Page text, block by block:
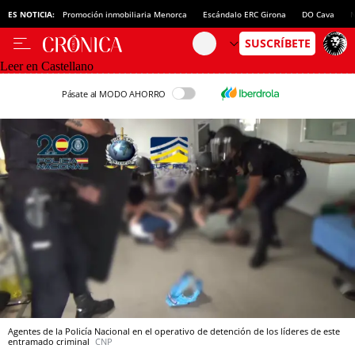
ES NOTICIA: Promoción inmobiliaria Menorca Escándalo ERC Girona DO Cava
Leer en Castellano
Pásate al MODO AHORRO
Agentes de la Policía Nacional en el operativo de detención de los líderes de este
entramado criminal CNP